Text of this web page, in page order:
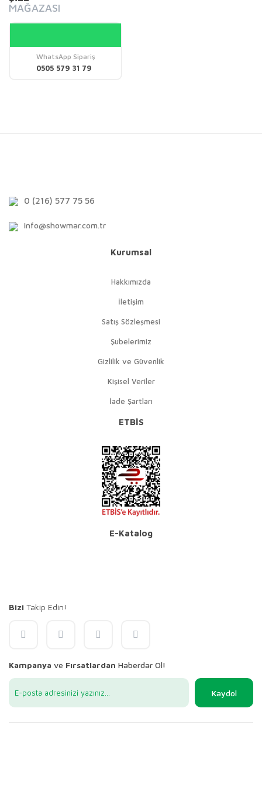
MAĞAZASI
WhatsApp Sipariş
0505 579 31 79
0 (216) 577 75 56
info@showmar.com.tr
Kurumsal
Hakkımızda
İletişim
Satış Sözleşmesi
Şubelerimiz
Gizlilik ve Güvenlik
Kişisel Veriler
İade Şartları
ETBİS
E-Katalog
Bizi Takip Edin!
Kampanya ve Fırsatlardan Haberdar Ol!
Kaydol